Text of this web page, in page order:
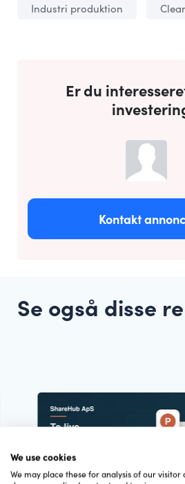
Industri produktion
Er du
Kontakt
Se også disse
We use cookies
We may place these for analysis of our